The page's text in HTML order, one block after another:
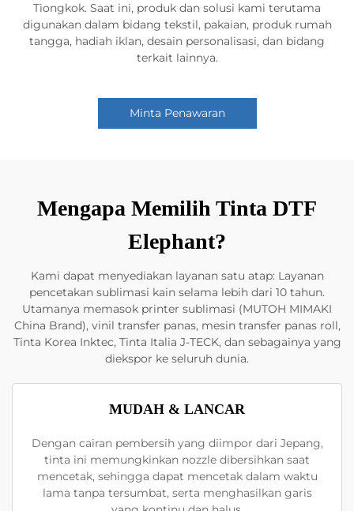
Tiongkok. Saat ini, produk dan solusi kami terutama
digunakan dalam bidang tekstil, pakaian, produk rumah
tangga, hadiah iklan, desain personalisasi, dan bidang
terkait lainnya.
Minta Penawaran
Mengapa Memilih Tinta DTF
Elephant?
Kami dapat menyediakan layanan satu atap: Layanan
pencetakan sublimasi kain selama lebih dari 10 tahun.
Utamanya memasok printer sublimasi (MUTOH MIMAKI
China Brand), vinil transfer panas, mesin transfer panas roll,
Tinta Korea Inktec, Tinta Italia J-TECK, dan sebagainya yang
diekspor ke seluruh dunia.
MUDAH & LANCAR
Dengan cairan pembersih yang diimpor dari Jepang,
tinta ini memungkinkan nozzle dibersihkan saat
mencetak, sehingga dapat mencetak dalam waktu
lama tanpa tersumbat, serta menghasilkan garis